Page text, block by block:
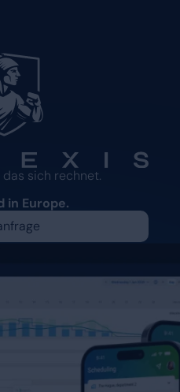
sich rechnet.
in Europe.